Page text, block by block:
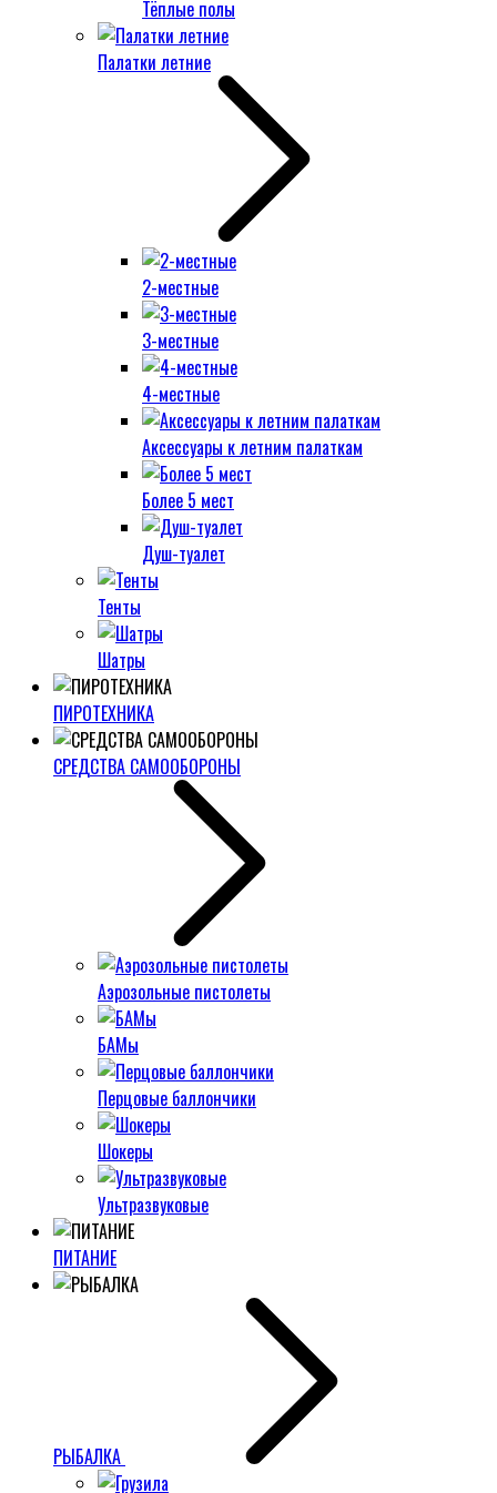
Тёплые полы
Палатки летние
2-местные
3-местные
4-местные
Аксессуары к летним палаткам
Более 5 мест
Душ-туалет
Тенты
Шатры
ПИРОТЕХНИКА
СРЕДСТВА САМООБОРОНЫ
Аэрозольные пистолеты
БАМы
Перцовые баллончики
Шокеры
Ультразвуковые
ПИТАНИЕ
РЫБАЛКА